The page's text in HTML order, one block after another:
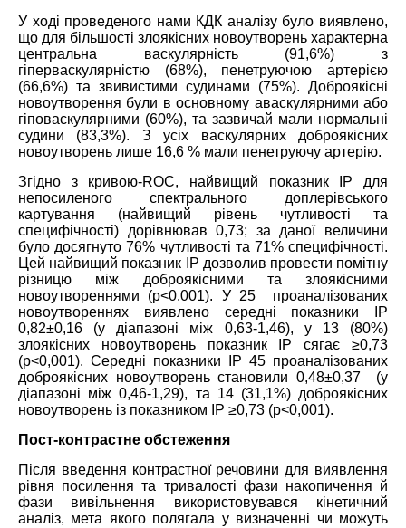
У ході проведеного нами КДК аналізу було виявлено,
що для більшості злоякісних новоутворень характерна
центральна васкулярність (91,6%) з
гіперваскулярністю (68%), пенетруючою артерією
(66,6%) та звивистими судинами (75%). Доброякісні
новоутворення були в основному аваскулярними або
гіповаскулярними (60%), та зазвичай мали нормальні
судини (83,3%). З усіх васкулярних доброякісних
новоутворень лише 16,6 % мали пенетруючу артерію.
Згідно з кривою-ROC, найвищий показник ІР для
непосиленого спектрального доплерівського
картування (найвищий рівень чутливості та
специфічності) дорівнював 0,73; за даної величини
було досягнуто 76% чутливості та 71% специфічності.
Цей найвищий показник ІР дозволив провести помітну
різницю між доброякісними та злоякісними
новоутвореннями (p<0.001). У 25 проаналізованих
новоутвореннях виявлено середні показники ІР
0,82±0,16 (у діапазоні між 0,63-1,46), у 13 (80%)
злоякісних новоутворень показник ІР сягає ≥0,73
(p<0,001). Середні показники ІР 45 проаналізованих
доброякісних новоутворень становили 0,48±0,37
(у
діапазоні між 0,46-1,29), та 14 (31,1%) доброякісних
новоутворень із показником ІР ≥0,73 (p<0,001).
Пост-контрастне обстеження
Після введення контрастної речовини для виявлення
рівня посилення та тривалості фази накопичення й
фази вивільнення використовувався кінетичний
аналіз, мета якого полягала у визначенні чи можуть